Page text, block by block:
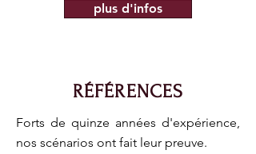
plus d'infos
RÉFÉRENCES
Forts de quinze années d'expérience,
nos scénarios ont fait leur preuve.